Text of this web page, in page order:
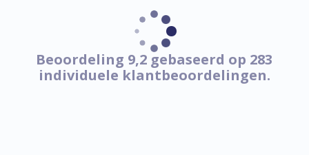
Beoordeling 9,2 gebaseerd op 283
individuele klantbeoordelingen.